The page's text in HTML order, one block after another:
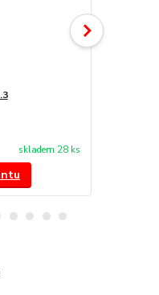
skladem 28 ks